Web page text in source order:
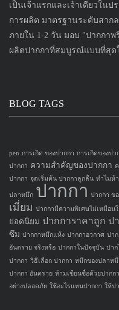
เป็นเจ้าแรกและเจ้าเดียวใน
การผลิต มาตรฐานระดับสา
ภายใน 1-2 วัน มอบ "ปากกา
ผลิตปากกาที่สมบูรณ์แบบที่สุด
BLOG TAGS
pen การเกิด ของปากกา การเกิดของป
ปากกา ความสำคัญของปากกา
ปากกา จุดเริ่มต้น ปากกาลูกลื่น ทำไมห้
ปลาหมึก ปากกา ปากกา ข
เมี่ยม ปากกามีความพิเศษไม่เหมือน
ยอดนิยม ปากการาคาถูก ป
ซึม ปากกาหมึกแห้ง ปากกาอวกาศ ปาก
อันตราย จริงหรือ ปากกาในปัจจุบัน ปาก
ปากกา วิธีเลือก ปากกา หมึกของปลาหมึ
ปากกา อันตราย ห้ามเขียนชื่อด้วยปากก
อย่างปลอดภัย ใช้อะไรแทนปากกา ให้ป